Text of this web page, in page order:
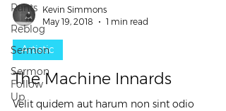
Rants
Reblog
Sermon
Sermon
Follow
Up
Kevin Simmons
May 19, 2018
1 min read
Artistic
The Machine Innards
Velit quidem aut harum non sint odio